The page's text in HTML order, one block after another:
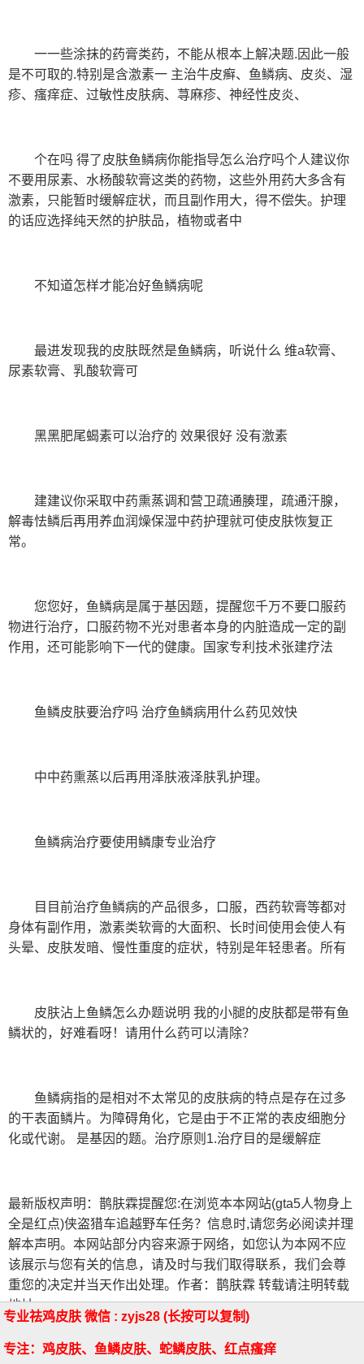
一一些涂抹的药膏类药，不能从根本上解决题.因此一般
是不可取的.特别是含激素一 主治牛皮癣、鱼鳞病、皮炎、湿
疹、瘙痒症、过敏性皮肤病、荨麻疹、神经性皮炎、
个在吗 得了皮肤鱼鳞病你能指导怎么治疗吗个人建议你
不要用尿素、水杨酸软膏这类的药物，这些外用药大多含有
激素，只能暂时缓解症状，而且副作用大，得不偿失。护理
的话应选择纯天然的护肤品，植物或者中
不知道怎样才能冶好鱼鳞病呢
最进发现我的皮肤既然是鱼鳞病，听说什么 维a软膏、
尿素软膏、乳酸软膏可
黑黑肥尾蝎素可以治疗的 效果很好 没有激素
建建议你采取中药熏蒸调和营卫疏通腠理，疏通汗腺，
解毒怯鳞后再用养血润燥保湿中药护理就可使皮肤恢复正
常。
您您好，鱼鳞病是属于基因题，提醒您千万不要口服药
物进行治疗，口服药物不光对患者本身的内脏造成一定的副
作用，还可能影响下一代的健康。国家专利技术张建疗法
鱼鳞皮肤要治疗吗 治疗鱼鳞病用什么药见效快
中中药熏蒸以后再用泽肤液泽肤乳护理。
鱼鳞病治疗要使用鳞康专业治疗
目目前治疗鱼鳞病的产品很多，口服，西药软膏等都对
身体有副作用，激素类软膏的大面积、长时间使用会使人有
头晕、皮肤发暗、慢性重度的症状，特别是年轻患者。所有
皮肤沾上鱼鳞怎么办题说明 我的小腿的皮肤都是带有鱼
鳞状的，好难看呀！请用什么药可以清除？
鱼鳞病指的是相对不太常见的皮肤病的特点是存在过多
的干表面鳞片。为障碍角化，它是由于不正常的表皮细胞分
化或代谢。 是基因的题。治疗原则1.治疗目的是缓解症
最新版权声明：鹊肤霖提醒您:在浏览本本网站(gta5人物身上
全是红点)侠盗猎车追越野车任务？信息时,请您务必阅读并理
解本声明。本网站部分内容来源于网络，如您认为本网不应
该展示与您有关的信息，请及时与我们取得联系，我们会尊
重您的决定并当天作出处理。作者：鹊肤霖 转载请注明转载
地址
««相关文章
专业祛鸡皮肤 微信 : zyjs28 (长按可以复制)
专注：鸡皮肤、鱼鳞皮肤、蛇鳞皮肤、红点瘙痒